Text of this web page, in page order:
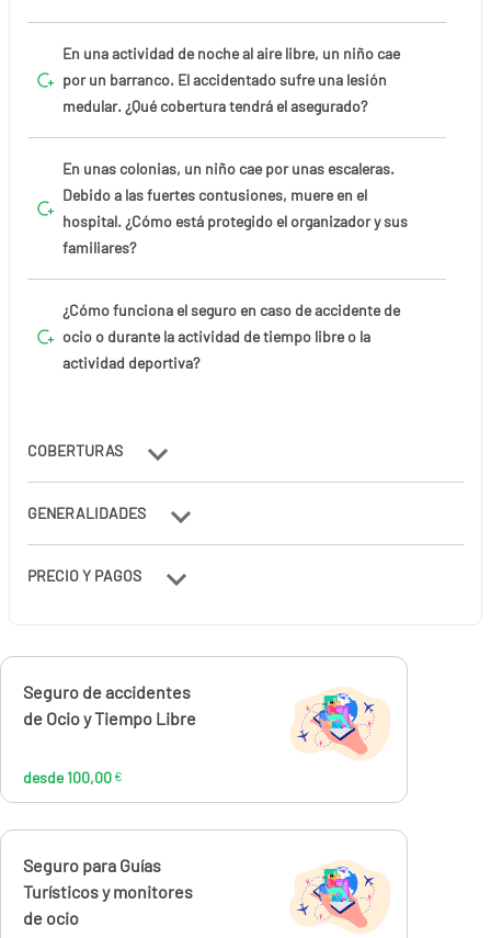
En una actividad de noche al aire libre, un niño cae
por un barranco. El accidentado sufre una lesión
medular. ¿Qué cobertura tendrá el asegurado?
En unas colonias, un niño cae por unas escaleras.
Debido a las fuertes contusiones, muere en el
hospital. ¿Cómo está protegido el organizador y sus
familiares?
¿Cómo funciona el seguro en caso de accidente de
ocio o durante la actividad de tiempo libre o la
actividad deportiva?
COBERTURAS
GENERALIDADES
PRECIO Y PAGOS
Calcúlalo ahora
Seguro de accidentes
de Ocio y Tiempo Libre
desde 100,00 €
100,00 €
Calcúlalo ahora
Seguro para Guías
Turísticos y monitores
de ocio
79,61€